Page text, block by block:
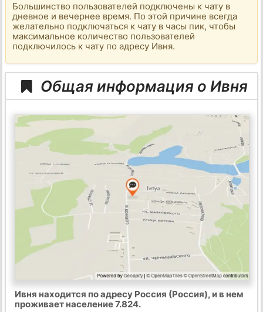
Большинство пользователей подключены к чату в
дневное и вечернее время. По этой причине всегда
желательно подключаться к чату в часы пик, чтобы
максимальное количество пользователей
подключилось к чату по адресу Ивня.
Общая информация о Ивня
Ивня находится по адресу Россия (Россия), и в нем
проживает население 7.824.